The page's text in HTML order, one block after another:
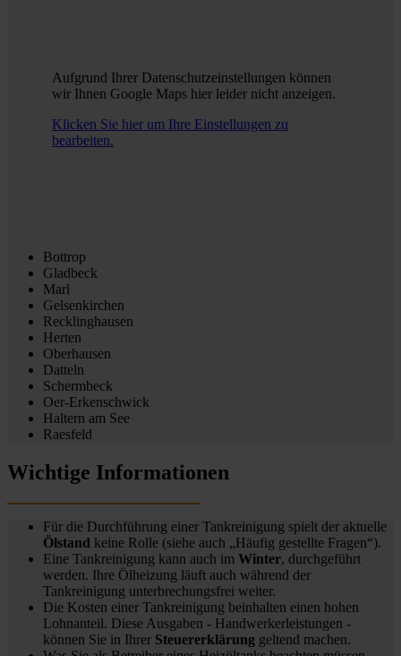
Aufgrund Ihrer Datenschutzeinstellungen können
wir Ihnen Google Maps hier leider nicht anzeigen.
Klicken Sie hier um Ihre Einstellungen zu
bearbeiten.
Bottrop
Gladbeck
Marl
Gelsenkirchen
Recklinghausen
Herten
Oberhausen
Datteln
Schermbeck
Oer-Erkenschwick
Haltern am See
Raesfeld
Wichtige Informationen
Für die Durchführung einer Tankreinigung spielt der aktuelle
Ölstand keine Rolle (siehe auch „Häufig gestellte Fragen“).
Eine Tankreinigung kann auch im Winter, durchgeführt
werden. Ihre Ölheizung läuft auch während der
Tankreinigung unterbrechungsfrei weiter.
Die Kosten einer Tankreinigung beinhalten einen hohen
Lohnanteil. Diese Ausgaben - Handwerkerleistungen -
können Sie in Ihrer Steuererklärung geltend machen.